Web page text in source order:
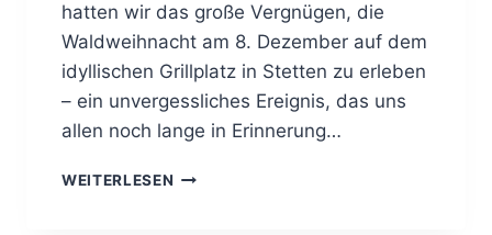
S
T
A
T
A
C
hatten wir das große Vergnügen, die
Waldweihnacht am 8. Dezember auf dem
idyllischen Grillplatz in Stetten zu erleben
– ein unvergessliches Ereignis, das uns
allen noch lange in Erinnerung…
WEITERLESEN